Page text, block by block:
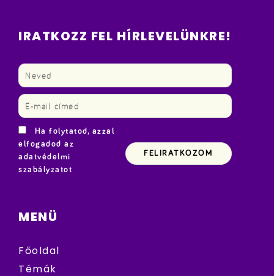
IRATKOZZ FEL HÍRLEVELÜNKRE!
Ha folytatod, azzal
elfogadod az
adatvédelmi
szabályzatot
MENÜ
Főoldal
Témák